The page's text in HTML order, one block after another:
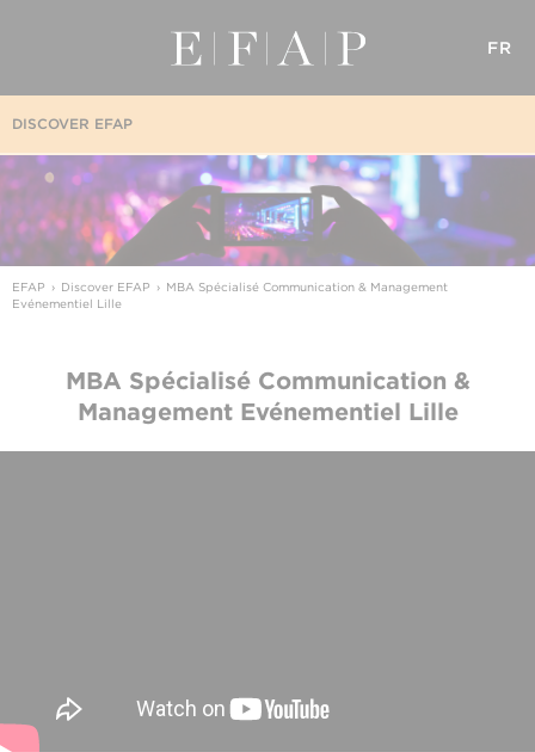
FR
DISCOVER EFAP
EFAP Discover EFAP
MBA Spécialisé Communication & Management
Evénementiel Lille
MBA Spécialisé Communication &
Management Evénementiel Lille